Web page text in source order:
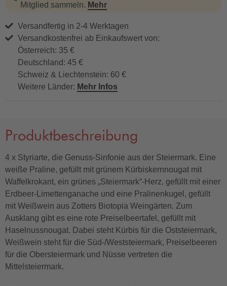
Mitglied sammeln. Mehr
Versandfertig in 2-4 Werktagen
Versandkostenfrei ab Einkaufswert von:
Österreich: 35 €
Deutschland: 45 €
Schweiz & Liechtenstein: 60 €
Weitere Länder: Mehr Infos
Produktbeschreibung
4 x Styriarte, die Genuss-Sinfonie aus der Steiermark. Eine
weiße Praline, gefüllt mit grünem Kürbiskernnougat mit
Waffelkrokant, ein grünes „Steiermark“-Herz, gefüllt mit einer
Erdbeer-Limettenganache und eine Pralinenkugel, gefüllt
mit Weißwein aus Zotters Biotopia Weingärten. Zum
Ausklang gibt es eine rote Preiselbeertafel, gefüllt mit
Haselnussnougat. Dabei steht Kürbis für die Oststeiermark,
Weißwein steht für die Süd-/Weststeiermark, Preiselbeeren
für die Obersteiermark und Nüsse vertreten die
Mittelsteiermark.